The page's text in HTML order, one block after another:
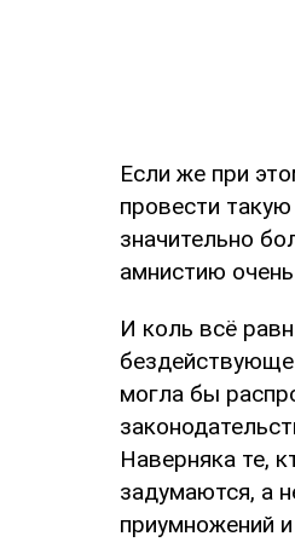
Если же при
провести
значительно
амнистию
И коль всё
могла бы
Наверняка те,
задумаются, а
приумножений